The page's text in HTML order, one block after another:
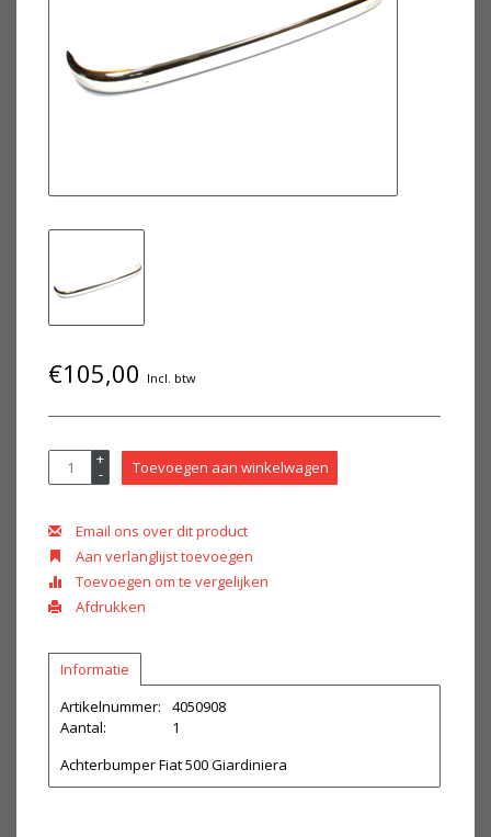
€105,00 Incl. btw
+
- Toevoegen aan winkelwagen
Email ons over dit product
Aan verlanglijst toevoegen
Toevoegen om te vergelijken
Afdrukken
Informatie
Artikelnummer:
4050908
Aantal:
1
Achterbumper Fiat 500 Giardiniera